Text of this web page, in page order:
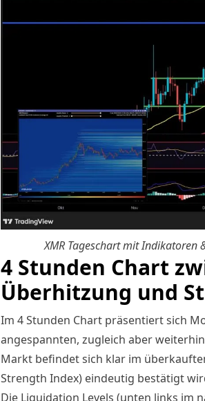
XMR Tageschart mit Indikatoren
4 Stunden Chart
Überhitzung und
Im 4 Stunden Chart präsentiert sich
angespannten, zugleich aber
Markt befindet sich klar im
Strength Index) eindeutig bestätigt
Die Liquidation Levels (unten links im